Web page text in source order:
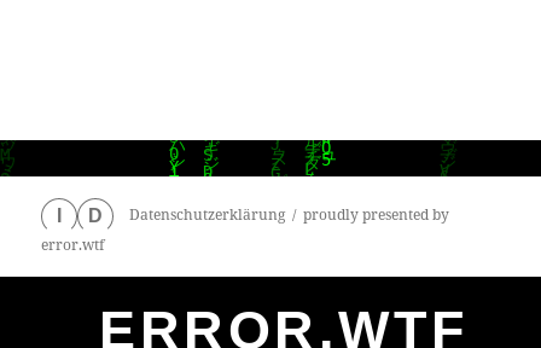
D Datenschutzerklärung
proudly presented by
error.wtf
ERROR.WTF